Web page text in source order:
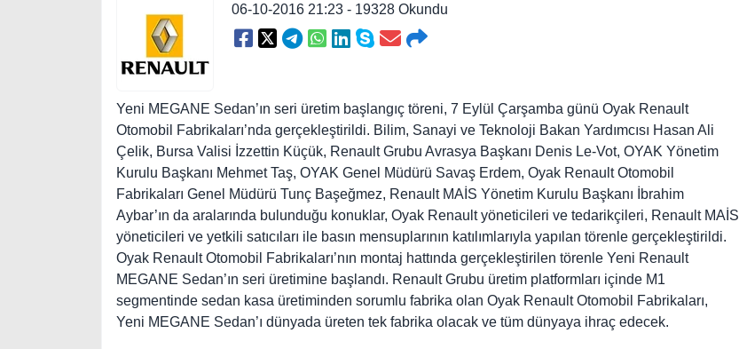
06-10-2016 21:23 - 19328 Okundu
Yeni MEGANE Sedan’ın seri üretim başlangıç töreni, 7 Eylül Çarşamba günü Oyak Renault
Otomobil Fabrikaları’nda gerçekleştirildi. Bilim, Sanayi ve Teknoloji Bakan Yardımcısı Hasan Ali
Çelik, Bursa Valisi İzzettin Küçük, Renault Grubu Avrasya Başkanı Denis Le-Vot, OYAK Yönetim
Kurulu Başkanı Mehmet Taş, OYAK Genel Müdürü Savaş Erdem, Oyak Renault Otomobil
Fabrikaları Genel Müdürü Tunç Başeğmez, Renault MAİS Yönetim Kurulu Başkanı İbrahim
Aybar’ın da aralarında bulunduğu konuklar, Oyak Renault yöneticileri ve tedarikçileri, Renault MAİS
yöneticileri ve yetkili satıcıları ile basın mensuplarının katılımlarıyla yapılan törenle gerçekleştirildi.
Oyak Renault Otomobil Fabrikaları’nın montaj hattında gerçekleştirilen törenle Yeni Renault
MEGANE Sedan’ın seri üretimine başlandı. Renault Grubu üretim platformları içinde M1
segmentinde sedan kasa üretiminden sorumlu fabrika olan Oyak Renault Otomobil Fabrikaları,
Yeni MEGANE Sedan’ı dünyada üreten tek fabrika olacak ve tüm dünyaya ihraç edecek.